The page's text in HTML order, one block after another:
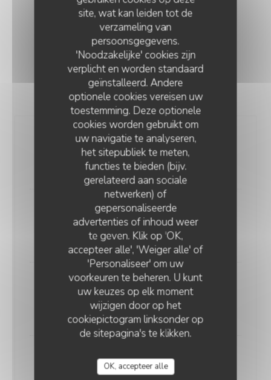
site, wat kan leiden tot de
verzameling van
persoonsgegevens.
'Noodzakelijke' cookies zijn
verplicht en worden standaard
geïnstalleerd. Andere
optionele cookies vereisen uw
toestemming. Deze optionele
cookies worden gebruikt om
uw navigatie te analyseren,
het sitepubliek te meten,
functies te bieden (bijv.
gerelateerd aan sociale
netwerken) of
gepersonaliseerde
advertenties of inhoud weer
te geven. Klik op 'OK,
accepteer alle', 'Weiger alle' of
'Personaliseer' om uw
voorkeuren te beheren. U kunt
uw keuzes op elk moment
wijzigen door op het
cookiepictogram linksonder op
de sitepagina's te klikken.
OK, accepteer alle
A PARTAGER OU PAS
"SERVIS UNIQUEMENT LE SOIR"
RILLETTES DE SARDINES FUMÉES
pain grillé
6,00 EUR
PRAIRES GRATINÉES
Persillade yuzu
15,00 EUR
HUÎTRES N°4
Fines de Claire - 18 pièces
19,00 EUR
LANGOUSTINES "BRÛLE-DOIGTS"
Aji picante